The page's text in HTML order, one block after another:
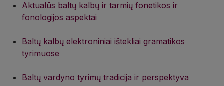
Aktualūs baltų kalbų ir tarmių fonetikos ir
fonologijos aspektai
Baltų kalbų elektroniniai ištekliai gramatikos
tyrimuose
Baltų vardyno tyrimų tradicija ir perspektyva